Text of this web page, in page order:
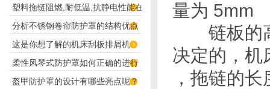
塑料拖链阻燃,耐低温,抗静电性能在
实际运用中的重要性说明
分析不锈钢卷帘防护罩的结构优点
这是你想了解的机床刮板排屑机
吗？快来看看吧！
柔性风琴式防护罩如何正确的进行
安装？
盔甲防护罩的设计有哪些亮点呢？
量为 5mm
链板的高
决定的，机
，拖链的